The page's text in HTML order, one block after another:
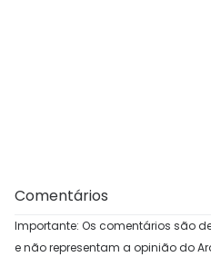
Comentários
Importante: Os comentários são
e não representam a opinião do